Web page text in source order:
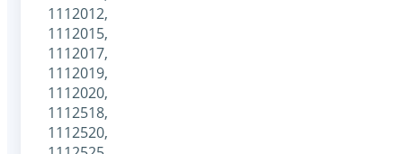
1112012,
1112015,
1112017,
1112019,
1112020,
1112518,
1112520,